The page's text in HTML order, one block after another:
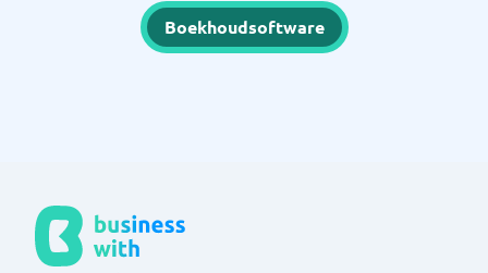
Boekhoudsoftware